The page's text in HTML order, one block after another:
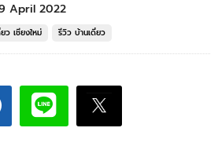
April 2022
ว เชียงใหม่ รีวิว บ้านเดี่ยว